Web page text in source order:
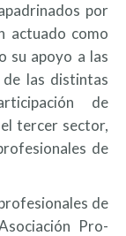
por
actuado como
su apoyo a las
de las distintas
de
tercer sector,
de
de
Pro-